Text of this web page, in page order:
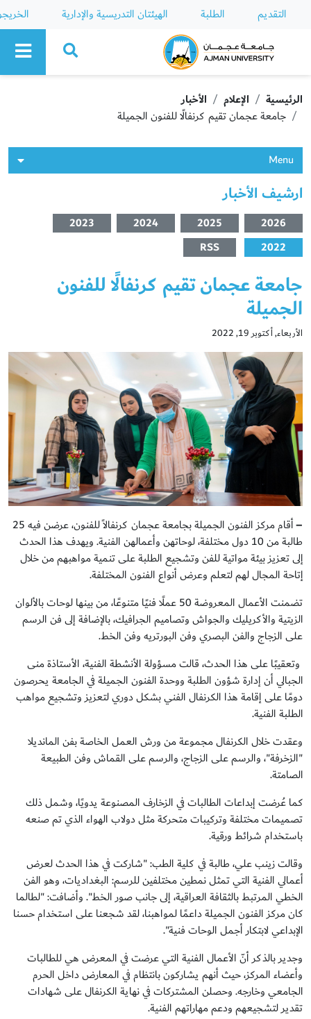
التقديم الطلبة الهيئتان التدريسية والإدارية
Ajman University
الرئيسية الإعلام
الأخبار
جامعة عجمان تقيم كرنفالًا للفنون الجميلة
Menu
ارشيف الأخبار
2026
2025
2024
2023
2022
RSS
جامعة عجمان تقيم كرنفالًا للفنون
الجميلة
الأربعاء, أكتوبر 19, 2022
–
أقام مركز الفنون الجميلة بجامعة عجمان كرنفالاً للفنون، عرضن فيه 25
طالبة من 10 دول مختلفة، لوحاتهن وأعمالهن الفنية. ويهدف هذا الحدث
إلى تعزيز بيئة مواتية للفن وتشجيع الطلبة على تنمية مواهبهم من خلال
إتاحة المجال لهم لتعلم وعرض أنواع الفنون المختلفة.
تضمنت الأعمال المعروضة 50 عملًا فنيًا متنوعًا، من بينها لوحات بالألوان
الزيتية والأكريليك والجواش وتصاميم الجرافيك، بالإضافة إلى فن الرسم
على الزجاج والفن البصري وفن البورتريه وفن الخط.
وتعقيبًا على هذا الحدث، قالت مسؤولة الأنشطة الفنية، الأستاذة منى
الجبالي أن إدارة شؤون الطلبة ووحدة الفنون الجميلة في الجامعة يحرصون
دومًا على إقامة هذا الكرنفال الفني بشكل دوري لتعزيز وتشجيع مواهب
الطلبة الفنية.
وعقدت خلال الكرنفال مجموعة من ورش العمل الخاصة بفن المانديلا
"الزخرفة"، والرسم على الزجاج، والرسم على القماش وفن الطبيعة
الصامتة.
كما عُرضت إبداعات الطالبات في الزخارف المصنوعة يدويًا، وشمل ذلك
تصميمات مختلفة وتركيبات متحركة مثل دولاب الهواء الذي تم صنعه
باستخدام شرائط ورقية.
وقالت زينب علي، طالبة في كلية الطب: "شاركت في هذا الحدث لعرض
أعمالي الفنية التي تمثل نمطين مختلفين للرسم: البغداديات، وهو الفن
الخطي المرتبط بالثقافة العراقية، إلى جانب صور الخط". وأضافت: "لطالما
كان مركز الفنون الجميلة داعمًا لمواهبنا، لقد شجعنا على استخدام حسنا
الإبداعي لابتكار أجمل الوحات فنية".
وجدير بالذكر أنّ الأعمال الفنية التي عرضت في المعرض هي للطالبات
وأعضاء المركز، حيث أنهم يشاركون بانتظام في المعارض داخل الحرم
الجامعي وخارجه. وحصلن المشتركات في نهاية الكرنفال على شهادات
تقدير لتشجيعهم ودعم مهاراتهم الفنية.